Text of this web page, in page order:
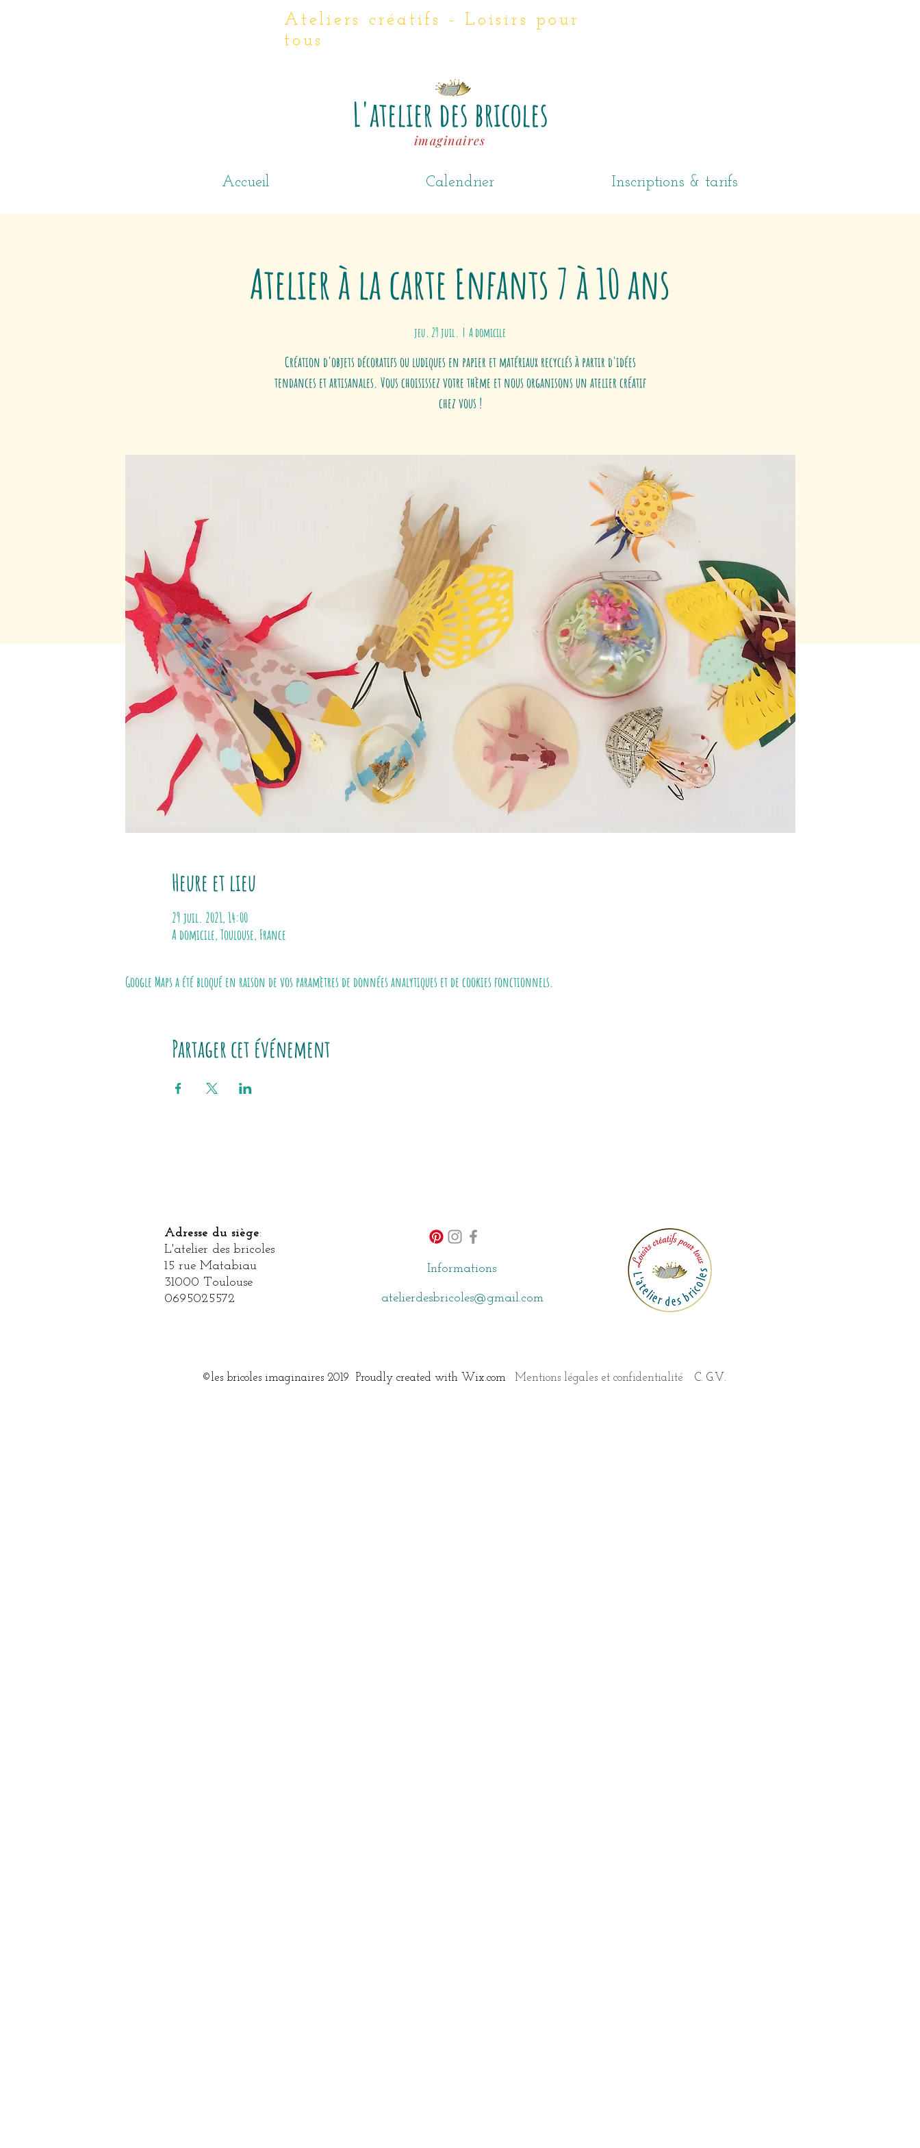
Ateliers créatifs - Loisirs
pour
tous
L'atelier des bricoles
imaginaires
Accueil Calendrier Inscriptions & tarifs
Atelier à la carte Enfants 7 à 10 ans
jeu. 29 juil.
  |
A domicile
Création d'objets décoratifs ou ludiques en papier et matériaux recyclés à partir d'idées
tendances et artisanales. Vous choisissez votre thème et nous organisons un atelier créatif
chez vous !
Heure et lieu
29 juil. 2021, 14:00
A domicile, Toulouse, France
Google Maps a été bloqué en raison de vos paramètres de données analytiques et de cookies fonctionnels.
Partager cet événement
Adresse du siège​:
L'atelier des bricoles
15 rue Matabiau
31000 Toulouse
0695025572
Informations
atelierdesbricoles@gmail.com
©les bricoles imaginaires 2019 Proudly created with Wix.com Mentions légales et confidentialité C. G.V.